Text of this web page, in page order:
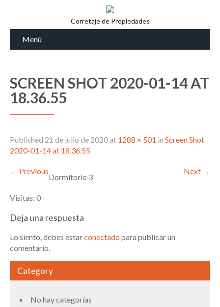
Corretaje de Propiedades
Menú
SCREEN SHOT 2020-01-14 AT
18.36.55
Published 21 de julio de 2020at 1288 × 501 in Screen Shot
2020-01-14 at 18.36.55
← Previous Next →
Dormitorio 3
Visitas: 0
Deja una respuesta
Lo siento, debes estarconectado para publicar un
comentario.
Category
No hay categorías